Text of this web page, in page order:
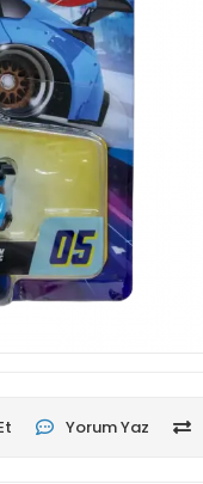
Yorum Yaz